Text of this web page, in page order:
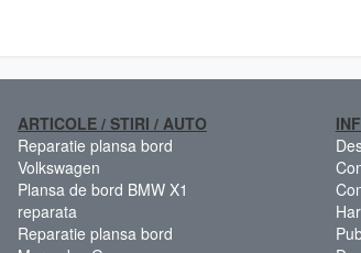
ARTICOLE / STIRI / AUTO
Reparatie plansa bord
Volkswagen
Plansa de bord BMW X1
reparata
Reparatie plansa bord